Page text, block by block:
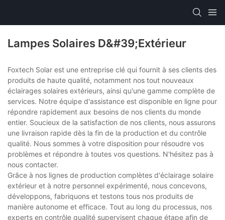
Lampes Solaires D&#39;extérieur
Foxtech Solar est une entreprise clé qui fournit à ses clients des
produits de haute qualité, notamment nos tout nouveaux
éclairages solaires extérieurs, ainsi qu'une gamme complète de
services. Notre équipe d'assistance est disponible en ligne pour
répondre rapidement aux besoins de nos clients du monde
entier. Soucieux de la satisfaction de nos clients, nous assurons
une livraison rapide dès la fin de la production et du contrôle
qualité. Nous sommes à votre disposition pour résoudre vos
problèmes et répondre à toutes vos questions. N'hésitez pas à
nous contacter.
Grâce à nos lignes de production complètes d'éclairage solaire
extérieur et à notre personnel expérimenté, nous concevons,
développons, fabriquons et testons tous nos produits de
manière autonome et efficace. Tout au long du processus, nos
experts en contrôle qualité supervisent chaque étape afin de